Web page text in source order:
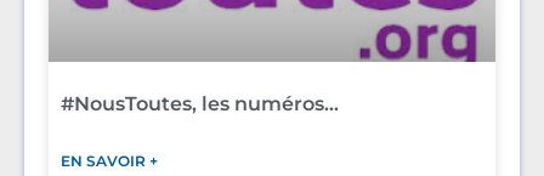
#NousToutes, les numéros…
EN SAVOIR +